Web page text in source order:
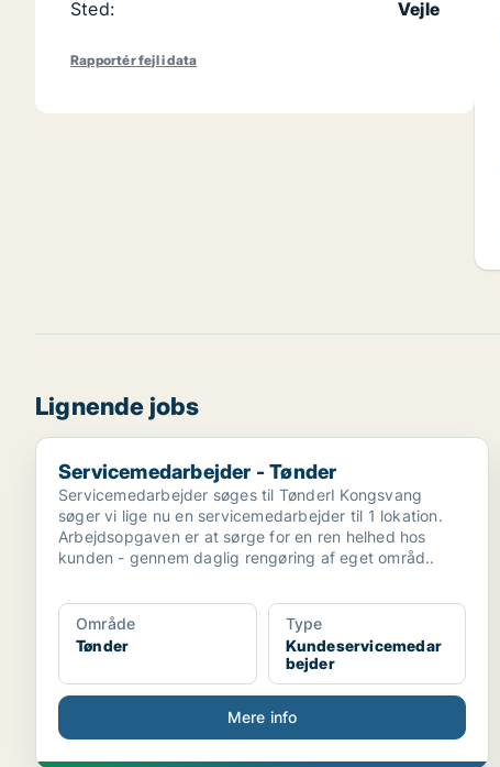
Sted:
Vejle
Rapportér fejl i data
Lignende jobs
Servicemedarbejder - Tønder
Servicemedarbejder - Tønder
Servicemedarbejder søges til TønderI Kongsvang
søger vi lige nu en servicemedarbejder til 1 lokation.
Arbejdsopgaven er at sørge for en ren helhed hos
kunden - gennem daglig rengøring af eget områd..
Område
Tønder
Type
Kundeservicemedar
bejder
Mere info